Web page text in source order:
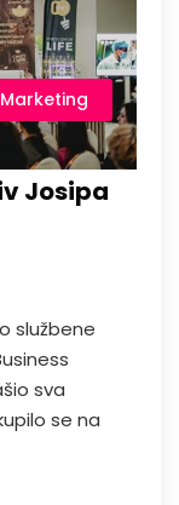
Josipa
službene
sva
se na